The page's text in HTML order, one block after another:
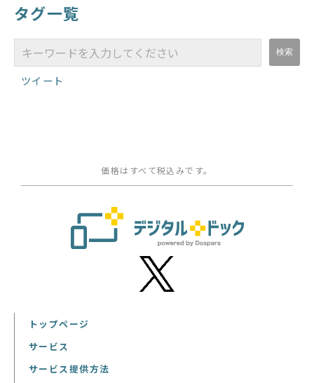
タグ一覧
ツイート
価格はすべて税込みです。
トップページ
サービス
サービス提供方法